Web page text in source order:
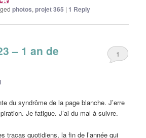
photos,projet 365 | 1 Reply
– 1 an de
1
du syndrôme de la page blanche. J’erre
Je fatigue. J’ai du mal à suivre.
tracas quotidiens, la fin de l’année qui